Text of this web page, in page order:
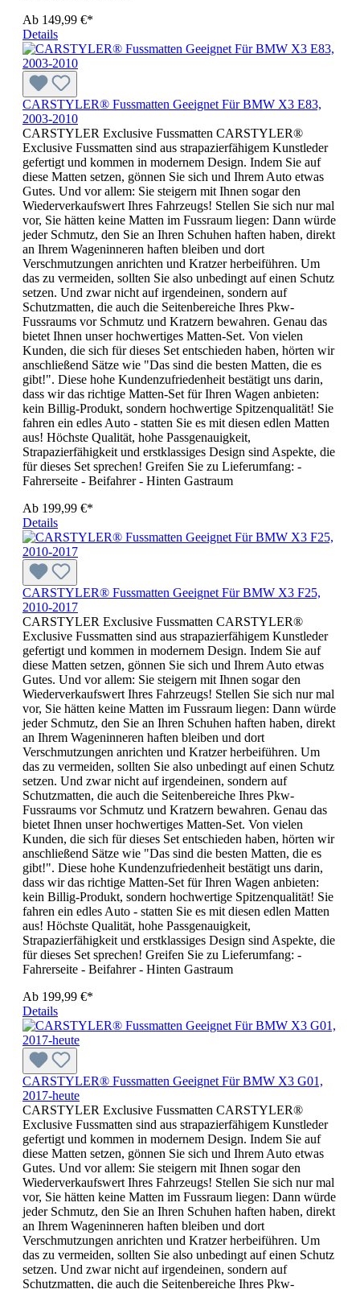
Ab 149,99 €*
Details
CARSTYLER® Fussmatten Geeignet Für BMW X3 E83,
2003-2010
CARSTYLER Exclusive Fussmatten CARSTYLER®
Exclusive Fussmatten sind aus strapazierfähigem Kunstleder
gefertigt und kommen in modernem Design. Indem Sie auf
diese Matten setzen, gönnen Sie sich und Ihrem Auto etwas
Gutes. Und vor allem: Sie steigern mit Ihnen sogar den
Wiederverkaufswert Ihres Fahrzeugs! Stellen Sie sich nur mal
vor, Sie hätten keine Matten im Fussraum liegen: Dann würde
jeder Schmutz, den Sie an Ihren Schuhen haften haben, direkt
an Ihrem Wageninneren haften bleiben und dort
Verschmutzungen anrichten und Kratzer herbeiführen. Um
das zu vermeiden, sollten Sie also unbedingt auf einen Schutz
setzen. Und zwar nicht auf irgendeinen, sondern auf
Schutzmatten, die auch die Seitenbereiche Ihres Pkw-
Fussraums vor Schmutz und Kratzern bewahren. Genau das
bietet Ihnen unser hochwertiges Matten-Set. Von vielen
Kunden, die sich für dieses Set entschieden haben, hörten wir
anschließend Sätze wie "Das sind die besten Matten, die es
gibt!". Diese hohe Kundenzufriedenheit bestätigt uns darin,
dass wir das richtige Matten-Set für Ihren Wagen anbieten:
kein Billig-Produkt, sondern hochwertige Spitzenqualität! Sie
fahren ein edles Auto - statten Sie es mit diesen edlen Matten
aus! Höchste Qualität, hohe Passgenauigkeit,
Strapazierfähigkeit und erstklassiges Design sind Aspekte, die
für dieses Set sprechen! Greifen Sie zu Lieferumfang: -
Fahrerseite - Beifahrer - Hinten Gastraum
Ab 199,99 €*
Details
CARSTYLER® Fussmatten Geeignet Für BMW X3 F25,
2010-2017
CARSTYLER Exclusive Fussmatten CARSTYLER®
Exclusive Fussmatten sind aus strapazierfähigem Kunstleder
gefertigt und kommen in modernem Design. Indem Sie auf
diese Matten setzen, gönnen Sie sich und Ihrem Auto etwas
Gutes. Und vor allem: Sie steigern mit Ihnen sogar den
Wiederverkaufswert Ihres Fahrzeugs! Stellen Sie sich nur mal
vor, Sie hätten keine Matten im Fussraum liegen: Dann würde
jeder Schmutz, den Sie an Ihren Schuhen haften haben, direkt
an Ihrem Wageninneren haften bleiben und dort
Verschmutzungen anrichten und Kratzer herbeiführen. Um
das zu vermeiden, sollten Sie also unbedingt auf einen Schutz
setzen. Und zwar nicht auf irgendeinen, sondern auf
Schutzmatten, die auch die Seitenbereiche Ihres Pkw-
Fussraums vor Schmutz und Kratzern bewahren. Genau das
bietet Ihnen unser hochwertiges Matten-Set. Von vielen
Kunden, die sich für dieses Set entschieden haben, hörten wir
anschließend Sätze wie "Das sind die besten Matten, die es
gibt!". Diese hohe Kundenzufriedenheit bestätigt uns darin,
dass wir das richtige Matten-Set für Ihren Wagen anbieten:
kein Billig-Produkt, sondern hochwertige Spitzenqualität! Sie
fahren ein edles Auto - statten Sie es mit diesen edlen Matten
aus! Höchste Qualität, hohe Passgenauigkeit,
Strapazierfähigkeit und erstklassiges Design sind Aspekte, die
für dieses Set sprechen! Greifen Sie zu Lieferumfang: -
Fahrerseite - Beifahrer - Hinten Gastraum
Ab 199,99 €*
Details
CARSTYLER® Fussmatten Geeignet Für BMW X3 G01,
2017-heute
CARSTYLER Exclusive Fussmatten CARSTYLER®
Exclusive Fussmatten sind aus strapazierfähigem Kunstleder
gefertigt und kommen in modernem Design. Indem Sie auf
diese Matten setzen, gönnen Sie sich und Ihrem Auto etwas
Gutes. Und vor allem: Sie steigern mit Ihnen sogar den
Wiederverkaufswert Ihres Fahrzeugs! Stellen Sie sich nur mal
vor, Sie hätten keine Matten im Fussraum liegen: Dann würde
jeder Schmutz, den Sie an Ihren Schuhen haften haben, direkt
an Ihrem Wageninneren haften bleiben und dort
Verschmutzungen anrichten und Kratzer herbeiführen. Um
das zu vermeiden, sollten Sie also unbedingt auf einen Schutz
setzen. Und zwar nicht auf irgendeinen, sondern auf
Schutzmatten, die auch die Seitenbereiche Ihres Pkw-